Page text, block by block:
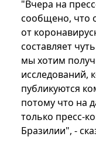
"Вчера на
сообщено, что
от
составляет
мы хотим
исследований,
публикуются
потому что на
только пресс-
Бразилии", -